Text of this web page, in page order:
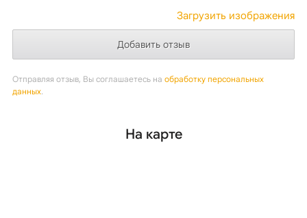
Загрузить изображения
Отправляя отзыв, Вы соглашаетесь на обработку персональных
данных.
На карте